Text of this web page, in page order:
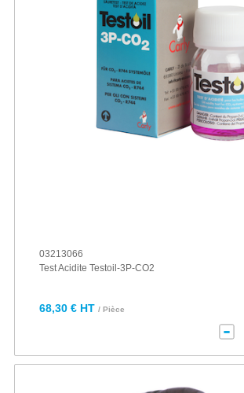
03213066
Test Acidite Testoil-3P-CO2
68,30 € HT / Pièce